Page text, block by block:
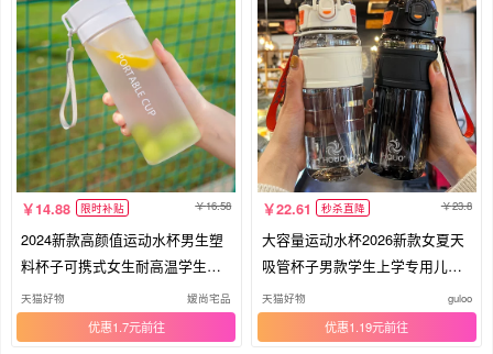
14.88 限时补贴 16.58
2024新款高颜值运动水杯男生塑
料杯子可携式女生耐高温学生水
瓶定
天猫好物 嫒尚宅品
优惠1.7元
22.61 秒杀直降 23.8
大容量运动水杯2026新款女夏天
吸管杯子男款学生上学专用儿童
水壶
天猫好物 guloo
优惠1.19元